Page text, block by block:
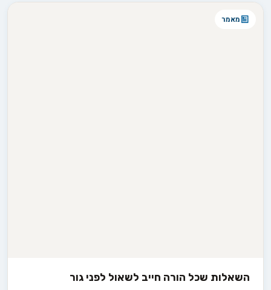
מאמר
השאלות שכל הורה חייב לשאול לפני גור